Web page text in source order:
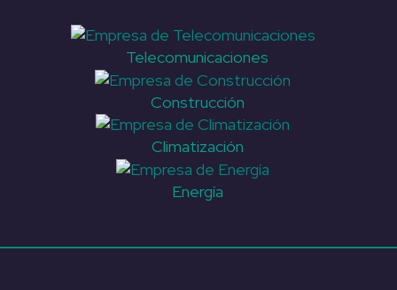
Telecomunicaciones
Construcción
Climatización
Energía